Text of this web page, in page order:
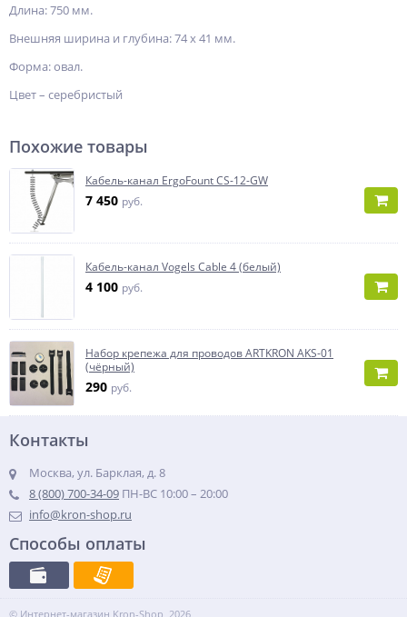
Длина: 750 мм.
Внешняя ширина и глубина: 74 х 41 мм.
Форма: овал.
Цвет – серебристый
Похожие товары
Кабель-канал ErgoFount CS-12-GW
7 450 руб.
Кабель-канал Vogels Cable 4 (белый)
4 100 руб.
Набор крепежа для проводов ARTKRON AKS-01
(чёрный)
290 руб.
Контакты
Москва, ул. Барклая, д. 8
8 (800) 700-34-09 ПН-ВС 10:00 – 20:00
info@kron-shop.ru
Способы оплаты
© Интернет-магазин Kron-Shop, 2026